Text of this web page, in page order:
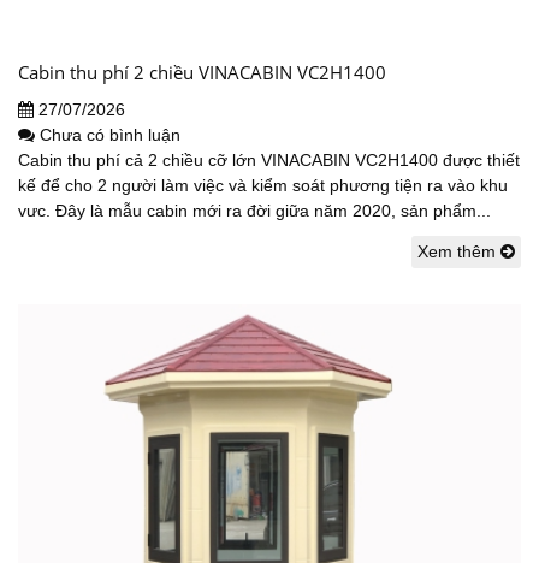
Cabin thu phí 2 chiều VINACABIN VC2H1400
27/07/2026
Chưa có bình luận
Cabin thu phí cả 2 chiều cỡ lớn VINACABIN VC2H1400 được thiết
kế để cho 2 người làm việc và kiểm soát phương tiện ra vào khu
vưc. Đây là mẫu cabin mới ra đời giữa năm 2020, sản phẩm...
Xem thêm